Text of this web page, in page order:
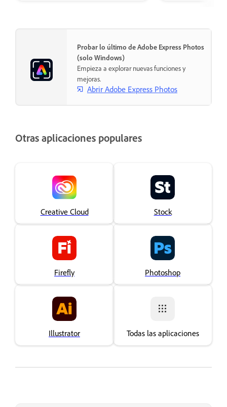
Probar lo último de Adobe Express Photos
(solo Windows)
Empieza a explorar nuevas funciones y
mejoras.
Abrir Adobe Express Photos
Otras aplicaciones populares
Creative Cloud Stock
Firefly Photoshop
Illustrator Todas las aplicaciones